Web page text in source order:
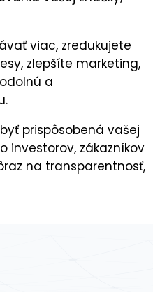
viac, zredukujete
zlepšíte marketing,
a
prispôsobená vašej
investorov, zákazníkov
na transparentnosť,